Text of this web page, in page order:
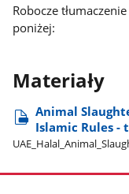
Robocze
poniżej:
Materiały
Animal
Islamic Rules -